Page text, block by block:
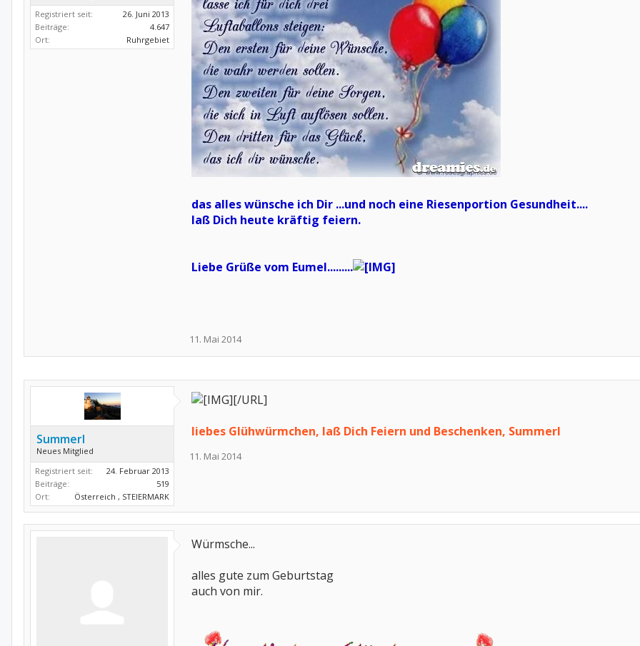
Registriert seit:
26. Juni 2013
Beiträge:
4.647
Ort:
Ruhrgebiet
das alles wünsche ich Dir ...und noch eine Riesenportion Gesundheit....
laß Dich heute kräftig feiern.
Liebe Grüße vom Eumel.........
11. Mai 2014
Summerl
Neues Mitglied
Registriert seit:
24. Februar 2013
Beiträge:
519
Ort:
Österreich , STEIERMARK
[/URL]
liebes Glühwürmchen, laß Dich Feiern und Beschenken, Summerl
11. Mai 2014
Würmsche...
alles gute zum Geburtstag
auch von mir.